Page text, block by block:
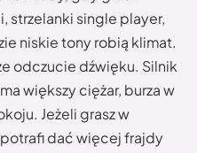
strzelanki single player,
niskie tony robią klimat.
odczucie dźwięku. Silnik
większy ciężar, burza w
Jeżeli grasz w
dać więcej frajdy